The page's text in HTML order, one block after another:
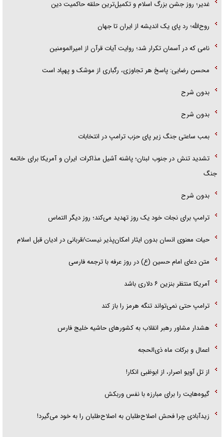
غدیر؛ روز جشن بزرگ اسلام و تکمیل‌ترین حلقه حاکمیت دین
روح‌الله؛ رد پای یک اندیشه از ایران تا جهان
نامی که در آسمان تکرار شد؛ روایت آیات قرآن از امیرالمومنین
محسن رضایی: پاسخ هر تجاوزی، رگباری از موشک و پهپاد است
بدون شرح
بدون شرح
بمب ساعتی جنگ زیر پای حزب ترام‍پ در انتخابات
تشدید تنش در جنوب لبنان؛ پاشنه آشیل مذاکرات ایران و آمریکا برای خاتمه
جنگ
بدون شرح
ترامپ برای نجات خود یک روز تهدید می‌کند؛ روز دیگر التماس
حیات معنوی انسان بدون ایثار امکان‌پذیر نیست/قربانی در ادیان قبل اسلام
متن دعای امام حسین (ع) در روز عرفه با ترجمه فارسی
آمریکا منتظر بنزین ۶ دلاری باشد
ترامپ حتی نمی‌تواند تنگه هرمز را باز کند
هشدار مشاور رهبر انقلاب به کشور‌های حاشیه خلیج فارس
اعمال و برکات ماه ذی‌الحجه
از تل آویو اصرار، از ابوظبی انکار!
گیوه‌هایت را برای مبارزه با نفس وربکش
زیدآبادی چرا فحش اصلاح‌طلبان به اصلاح‌طلبان را به خود می‌گیرد!